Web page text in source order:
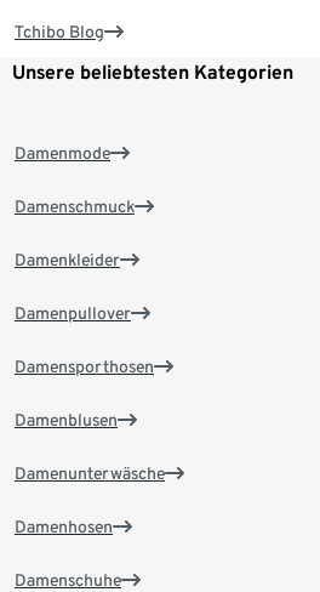
Tchibo Blog
Unsere beliebtesten Kategorien
Damenmode
Damenschmuck
Damenkleider
Damenpullover
Damensporthosen
Damenblusen
Damenunterwäsche
Damenhosen
Damenschuhe